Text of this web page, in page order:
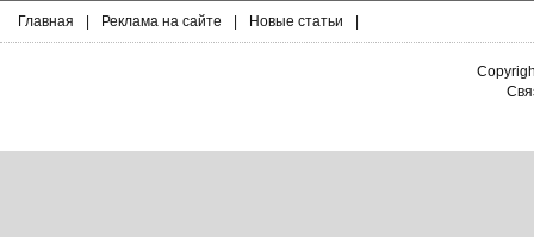
Главная | Реклама на сайте | Новые статьи |